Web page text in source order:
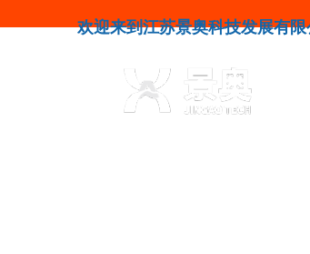
欢迎来到江苏景奥科技发展有